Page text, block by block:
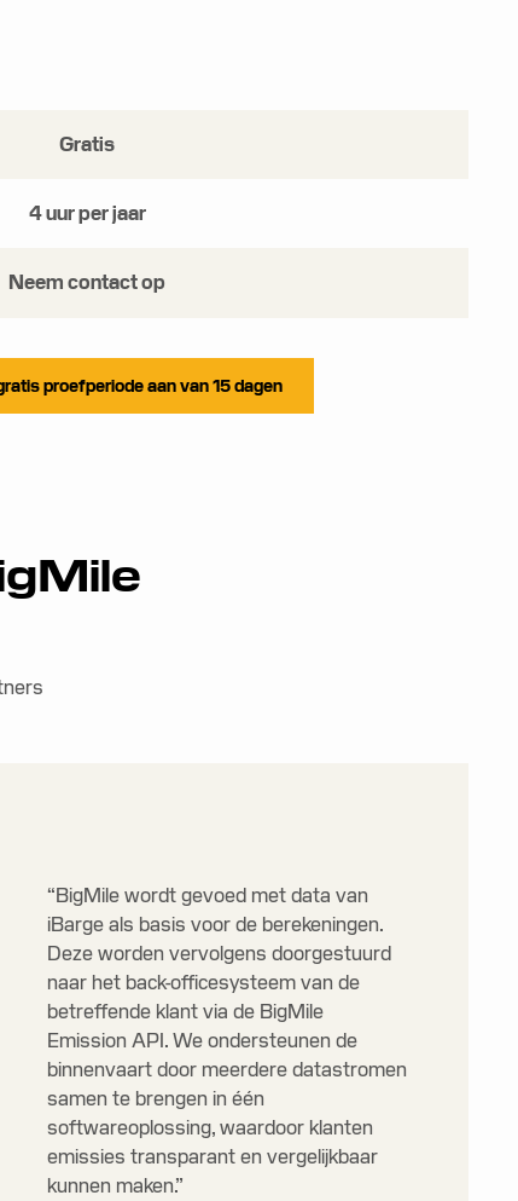
Gratis
4 uur per jaar
Neem contact op
proefperiode aan van 15 dagen
“BigMile wordt gevoed met data van
iBarge als basis voor de berekeningen.
Deze worden vervolgens doorgestuurd
naar het back-officesysteem van de
betreffende klant via de BigMile
Emission API. We ondersteunen de
binnenvaart door meerdere datastromen
samen te brengen in één
softwareoplossing, waardoor klanten
emissies transparant en vergelijkbaar
kunnen maken.”